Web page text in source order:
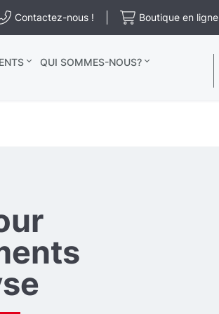
Contactez-nous ! Boutique en ligne
QUI SOMMES-NOUS?